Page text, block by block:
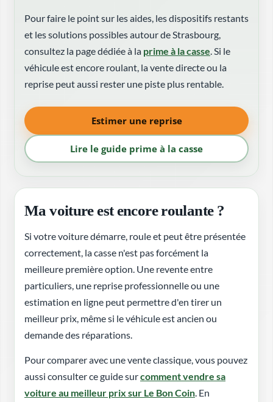
Pour faire le point sur les aides, les dispositifs restants
et les solutions possibles autour de Strasbourg,
consultez la page dédiée à la prime à la casse. Si le
véhicule est encore roulant, la vente directe ou la
reprise peut aussi rester une piste plus rentable.
Estimer une reprise
Lire le guide prime à la casse
Ma voiture est encore roulante ?
Si votre voiture démarre, roule et peut être présentée
correctement, la casse n'est pas forcément la
meilleure première option. Une revente entre
particuliers, une reprise professionnelle ou une
estimation en ligne peut permettre d'en tirer un
meilleur prix, même si le véhicule est ancien ou
demande des réparations.
Pour comparer avec une vente classique, vous pouvez
aussi consulter ce guide surcomment vendre sa
voiture au meilleur prix sur Le Bon Coin. En